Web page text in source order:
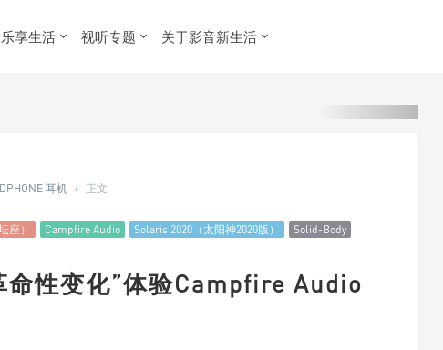
乐享生活 视听专题 关于影音新生活
耳机 › 正文
座） Campfire Audio Solaris 2020（太阳神2020版）
Solid-Body
命性变化”体验Campfire Audio